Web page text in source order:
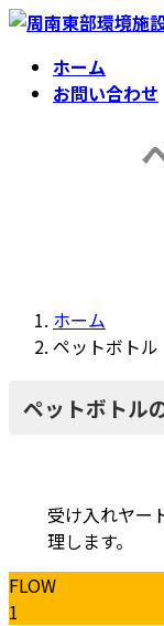
コ
ナ
ホーム
お問い合わせ
ホーム
ペットボトル
ペットボトル
受け入れヤー
理します。
FLOW
1